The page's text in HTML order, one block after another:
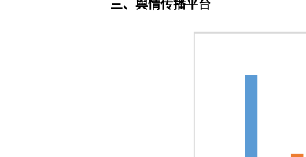
三、 舆情传播平台